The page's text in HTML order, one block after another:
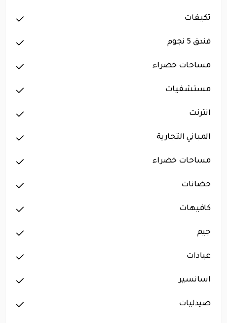
تكيفات
فندق 5 نجوم
مساحات خضراء
مستشفيات
انترنت
المباني التجارية
مساحات خضراء
حضانات
كافيهات
جيم
عيادات
اسانسير
صيدليات